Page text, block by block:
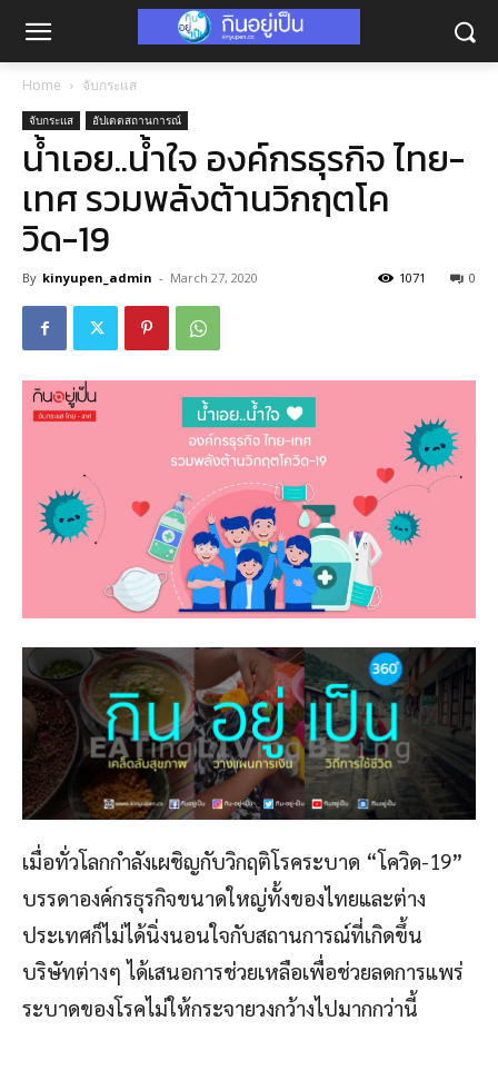
Home จับกระแส
จับกระแส อัปเดตสถานการณ์
น้ำเอย..น้ำใจ องค์กรธุรกิจ ไทย-
เทศ รวมพลังต้านวิกฤตโค
วิด-19
By kinyupen_admin - March 27, 2020 0
1071
เมื่อทั่วโลกกำลังเผชิญกับวิกฤติโรคระบาด “โควิด-19”
บรรดาองค์กรธุรกิจขนาดใหญ่ทั้งของไทยและต่าง
ประเทศก็ไม่ได้นิ่งนอนใจกับสถานการณ์ที่เกิดขึ้น
บริษัทต่างๆ ได้เสนอการช่วยเหลือเพื่อช่วยลดการแพร่
ระบาดของโรคไม่ให้กระจายวงกว้างไปมากกว่านี้